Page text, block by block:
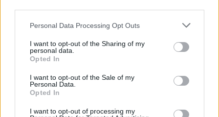
Personal Data Processing Opt Outs
I want to opt-out of the Sharing of my
personal data.
Opted In
I want to opt-out of the Sale of my
Personal Data.
Opted In
I want to opt-out of processing my
Dotychczasowi reprezentanci QMISTRY z organizacją z
okres wielomiesięcznego bezrobocia, w którego trakcie
występowali jako GardenGarage i awansowali nawet na
poziom ESL Challenger League! Niemniej przygoda z
drugim poziomem rozgrywkowym nie była udana, bo
Polacy wygrali tylko 4 z 14 pojedynków i z hukiem
spadli z powrotem do ESEA Advanced. Nie pomógł